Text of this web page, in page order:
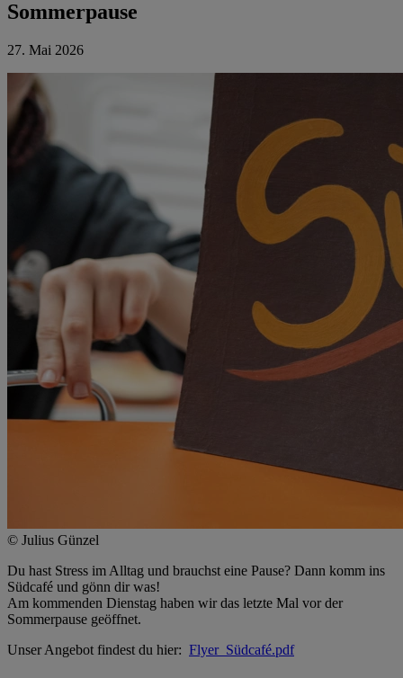
Sommerpause
27. Mai 2026
© Julius Günzel
Du hast Stress im Alltag und brauchst eine Pause? Dann komm ins
Südcafé und gönn dir was!
Am kommenden Dienstag haben wir das letzte Mal vor der
Sommerpause geöffnet.
Unser Angebot findest du hier: Flyer_Südcafé.pdf